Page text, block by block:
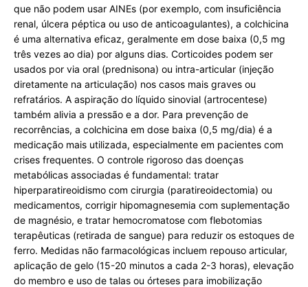
que não podem usar AINEs (por exemplo, com insuficiência
renal, úlcera péptica ou uso de anticoagulantes), a colchicina
é uma alternativa eficaz, geralmente em dose baixa (0,5 mg
três vezes ao dia) por alguns dias. Corticoides podem ser
usados por via oral (prednisona) ou intra-articular (injeção
diretamente na articulação) nos casos mais graves ou
refratários. A aspiração do líquido sinovial (artrocentese)
também alivia a pressão e a dor. Para prevenção de
recorrências, a colchicina em dose baixa (0,5 mg/dia) é a
medicação mais utilizada, especialmente em pacientes com
crises frequentes. O controle rigoroso das doenças
metabólicas associadas é fundamental: tratar
hiperparatireoidismo com cirurgia (paratireoidectomia) ou
medicamentos, corrigir hipomagnesemia com suplementação
de magnésio, e tratar hemocromatose com flebotomias
terapêuticas (retirada de sangue) para reduzir os estoques de
ferro. Medidas não farmacológicas incluem repouso articular,
aplicação de gelo (15-20 minutos a cada 2-3 horas), elevação
do membro e uso de talas ou órteses para imobilização